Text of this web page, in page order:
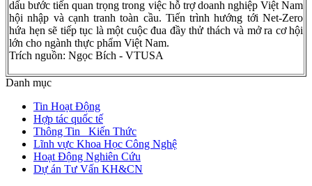
dấu bước tiến quan trọng trong việc hỗ trợ doanh nghiệp Việt Nam
hội nhập và cạnh tranh toàn cầu. Tiến trình hướng tới Net-Zero
hứa hẹn sẽ tiếp tục là một cuộc đua đầy thử thách và mở ra cơ hội
lớn cho ngành thực phẩm Việt Nam.
Trích nguồn: Ngọc Bích - VTUSA
Danh mục
Tin Hoạt Động
Hợp tác quốc tế
Thông Tin _Kiến Thức
Lĩnh vực Khoa Học Công Nghệ
Hoạt Động Nghiên Cứu
Dự án Tư Vấn KH&CN